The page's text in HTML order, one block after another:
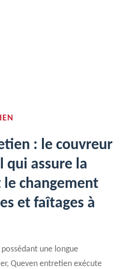
: le couvreur
qui assure la
changement
et faîtages à
une longue
Queven entretien exécute